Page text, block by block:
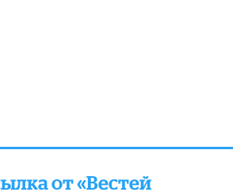
от «Вестей